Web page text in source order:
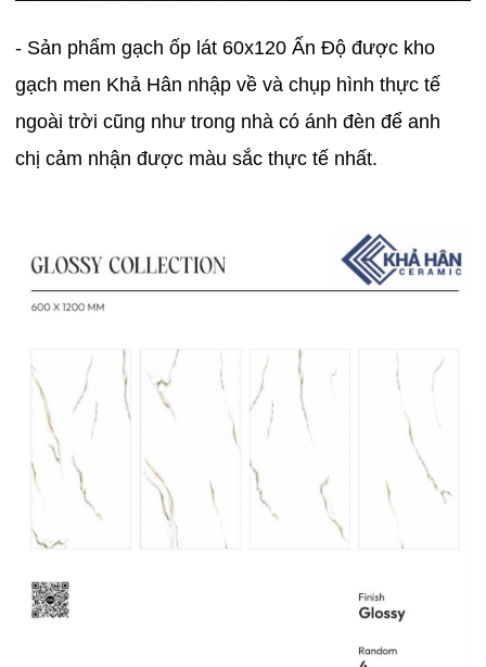
- Sản phẩm gạch ốp lát 60x120 Ấn Độ được kho
gạch men Khả Hân nhập về và chụp hình thực tế
ngoài trời cũng như trong nhà có ánh đèn để anh
chị cảm nhận được màu sắc thực tế nhất.